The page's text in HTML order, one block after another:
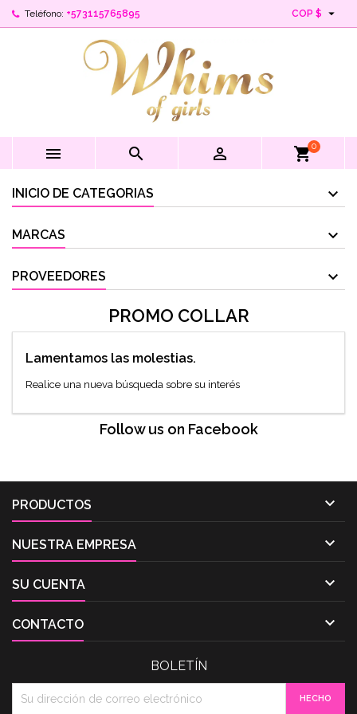
Teléfono: +573115765895 COP $ 
   shopping_cart0
INICIO DE CATEGORIAS
MARCAS
PROVEEDORES
PROMO COLLAR
Lamentamos las molestias.
Realice una nueva búsqueda sobre su interés
Follow us on Facebook
PRODUCTOS 
NUESTRA EMPRESA 
SU CUENTA 
CONTACTO 
BOLETÍN